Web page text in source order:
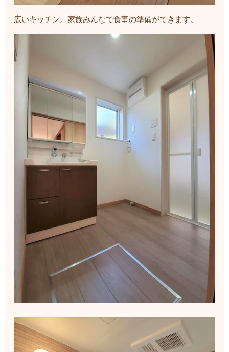
広いキッチン。家族みんなで食事の準備ができます。